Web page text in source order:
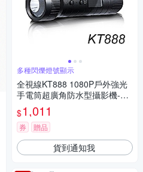
多種閃爍燈號顯示
全視線KT888 1080P戶外強光
手電筒超廣角防水型攝影機-加
送記憶卡
$1,011
券 贈品
貨到通知我